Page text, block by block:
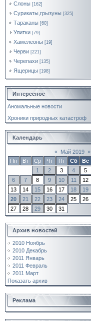
Слоны [162]
Сурикаты,грызуны [325]
Тараканы [60]
Улитки [79]
Хамелеоны [19]
Черви [221]
Черепахи [135]
Ящерицы [198]
Интересное
Аномальные новости
Хроники природных катастроф
Календарь
« Май 2019 »
Пн
Вт Ср Чт Пт Сб
Вс
1
2 3 4
5
6
7 8 9 10 11
12
13
14 15 16 17 18
19
20
21 22 23 24 25
26
27
28 29 30 31
Архив новостей
2010 Ноябрь
2010 Декабрь
2011 Январь
2011 Февраль
2011 Март
Показать архив
Реклама